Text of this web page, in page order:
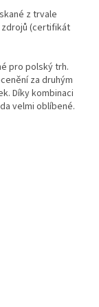
z trvale
(certifikát
pro polský trh.
za druhým
Díky kombinaci
velmi oblíbené.